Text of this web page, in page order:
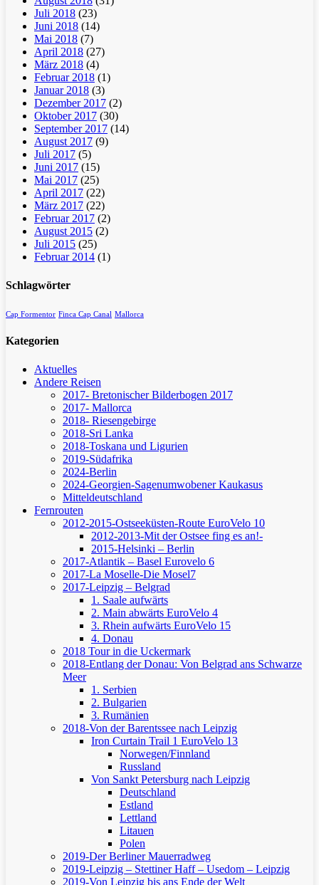
Juli 2018 (23)
Juni 2018 (14)
Mai 2018 (7)
April 2018 (27)
März 2018 (4)
Februar 2018 (1)
Januar 2018 (3)
Dezember 2017 (2)
Oktober 2017 (30)
September 2017 (14)
August 2017 (9)
Juli 2017 (5)
Juni 2017 (15)
Mai 2017 (25)
April 2017 (22)
März 2017 (22)
Februar 2017 (2)
August 2015 (2)
Juli 2015 (25)
Februar 2014 (1)
Schlagwörter
Cap Formentor Finca Cap Canal Mallorca
Kategorien
Aktuelles
Andere Reisen
2017- Bretonischer Bilderbogen 2017
2017- Mallorca
2018- Riesengebirge
2018-Sri Lanka
2018-Toskana und Ligurien
2019-Südafrika
2024-Berlin
2024-Georgien-Sagenumwobener Kaukasus
Mitteldeutschland
Fernrouten
2012-2015-Ostseeküsten-Route EuroVelo 10
2012-2013-Mit der Ostsee fing es an!-
2015-Helsinki – Berlin
2017-Atlantik – Basel Eurovelo 6
2017-La Moselle-Die Mosel7
2017-Leipzig – Belgrad
1. Saale aufwärts
2. Main abwärts EuroVelo 4
3. Rhein aufwärts EuroVelo 15
4. Donau
2018 Tour in die Uckermark
2018-Entlang der Donau: Von Belgrad ans Schwarze
Meer
1. Serbien
2. Bulgarien
3. Rumänien
2018-Von der Barentssee nach Leipzig
Iron Curtain Trail 1 EuroVelo 13
Norwegen/Finnland
Russland
Von Sankt Petersburg nach Leipzig
Deutschland
Estland
Lettland
Litauen
Polen
2019-Der Berliner Mauerradweg
2019-Leipzig – Stettiner Haff – Usedom – Leipzig
2019-Von Leipzig bis ans Ende der Welt